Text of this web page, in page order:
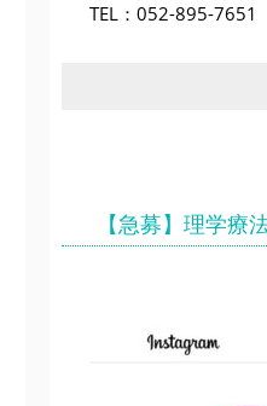
TEL： 052-895-7651
【急募】理学